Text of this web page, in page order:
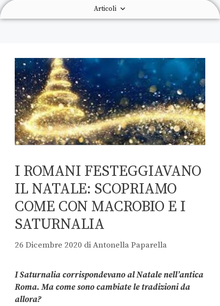
Articoli
I ROMANI FESTEGGIAVANO
IL NATALE: SCOPRIAMO
COME CON MACROBIO E I
SATURNALIA
26 Dicembre 2020 diAntonella Paparella
I Saturnalia corrispondevano al Natale nell’antica
Roma. Ma come sono cambiate le tradizioni da
allora?